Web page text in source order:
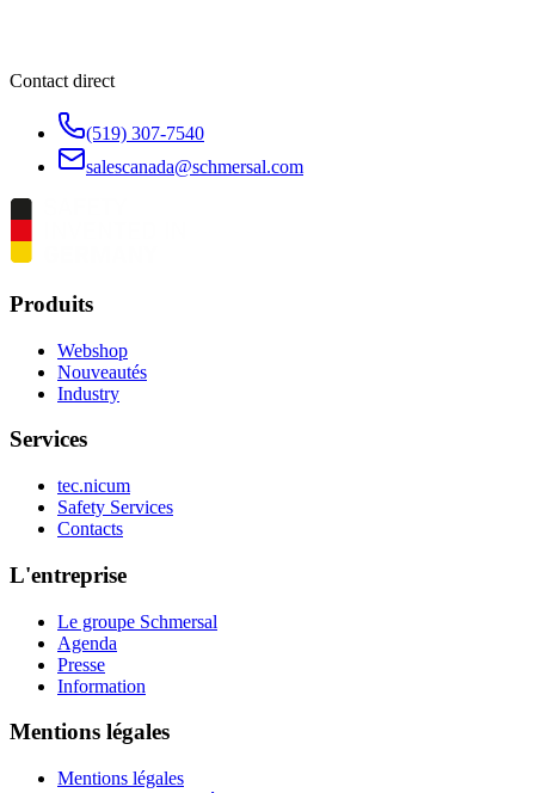
Contact direct
(519) 307-7540
salescanada@schmersal.com
Produits
Webshop
Nouveautés
Industry
Services
tec.nicum
Safety Services
Contacts
L'entreprise
Le groupe Schmersal
Agenda
Presse
Information
Mentions légales
Mentions légales